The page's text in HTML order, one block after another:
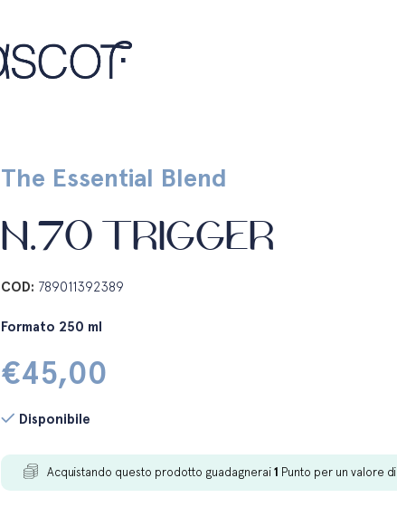
The Essential Blend
N.70 TRIGGER
COD: 789011392389
Formato 250 ml
€45,00
Disponibile
Acquistando questo prodotto guadagnerai 1 Punto per un valore di